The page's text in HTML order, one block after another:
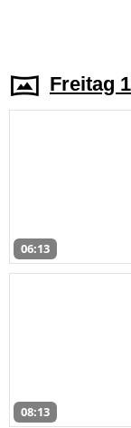
Freitag
06:13
08:13